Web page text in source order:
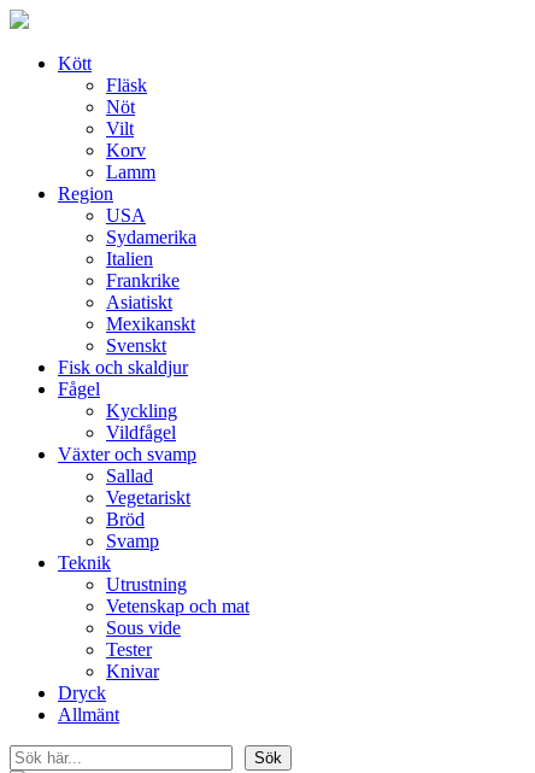
Skip
contentKött
Fläsk
Nöt
Vilt
Korv
Lamm
Region
USA
Sydamerika
Italien
Frankrike
Asiatiskt
Mexikanskt
Svenskt
Fisk och skaldjur
Fågel
Kyckling
Vildfågel
Växter och svamp
Sallad
Vegetariskt
Bröd
Svamp
Teknik
Utrustning
Vetenskap och mat
Sous vide
Tester
Knivar
Dryck
Allmänt
Sök
Sök